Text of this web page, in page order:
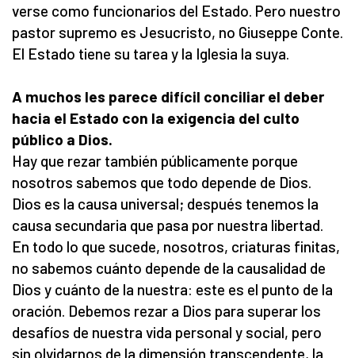
verse como funcionarios del Estado. Pero nuestro
pastor supremo es Jesucristo, no Giuseppe Conte.
El Estado tiene su tarea y la Iglesia la suya.
A muchos les parece difícil conciliar el deber
hacia el Estado con la exigencia del culto
público a Dios.
Hay que rezar también públicamente porque
nosotros sabemos que todo depende de Dios.
Dios es la causa universal; después tenemos la
causa secundaria que pasa por nuestra libertad.
En todo lo que sucede, nosotros, criaturas finitas,
no sabemos cuánto depende de la causalidad de
Dios y cuánto de la nuestra: este es el punto de la
oración. Debemos rezar a Dios para superar los
desafíos de nuestra vida personal y social, pero
sin olvidarnos de la dimensión transcendente, la